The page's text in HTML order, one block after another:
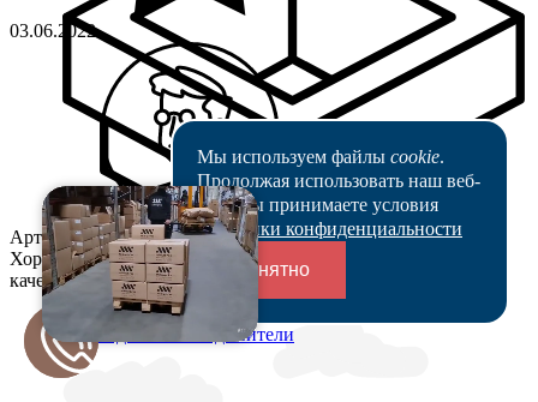
Переходники и соединители
03.06.2022
Артикул-Мебель
Хороший сервис, быстрое реагирование, большой выбор и
качество продукции на высоте!
Мы используем файлы cookie.
Продолжая использовать наш веб-
сайт, вы принимаете условия
Политики конфиденциальности
Понятно